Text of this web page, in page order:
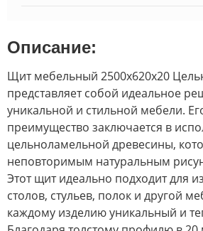
Описание:
Щит мебельный 2500х620х20
представляет собой идеальное
уникальной и стильной мебели.
преимущество заключается в
цельноламельной древесины,
неповторимым натуральным
Этот щит идеально подходит для
столов, стульев, полок и другой
каждому изделию уникальный и